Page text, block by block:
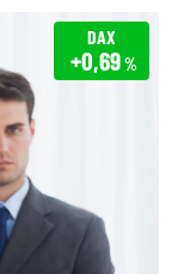
DAX
+0,69%